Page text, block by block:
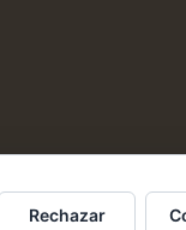
Rechazar